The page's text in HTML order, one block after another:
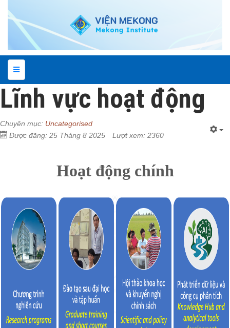
Lĩnh vực hoạt động
Chuyên mục: Uncategorised
Được đăng: 25 Tháng 8 2025
Lượt xem: 2360
Hoạt động chính